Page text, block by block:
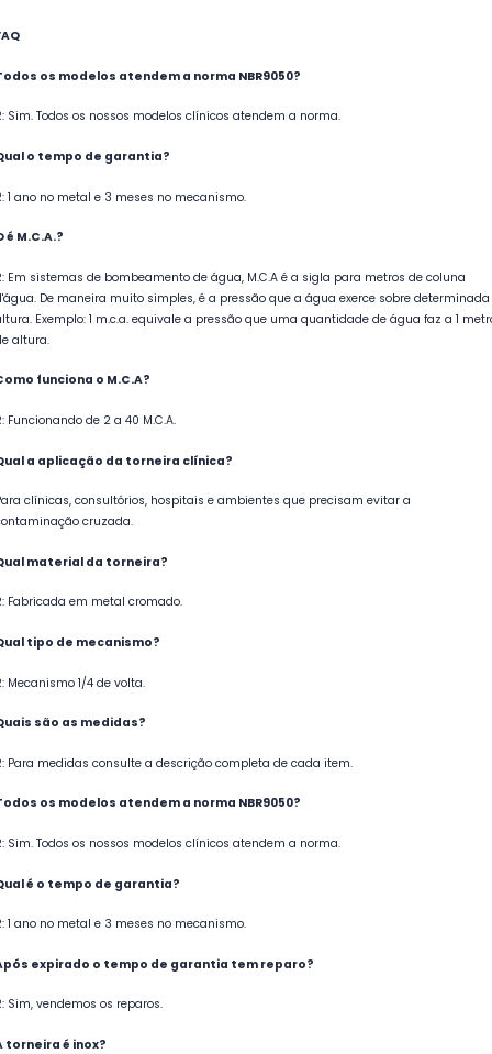
os modelos atendem a norma NBR9050?
Sim. Todos os nossos modelos clínicos atendem a norma.
o tempo de garantia?
1 ano no metal e 3 meses no mecanismo.
é M.C.A.?
Em sistemas de bombeamento de água, M.C.A é a sigla para metros de coluna
De maneira muito simples, é a pressão que a água exerce sobre determinada
Exemplo: 1 m.c.a. equivale a pressão que uma quantidade de água faz a 1
altura.
funciona o M.C.A?
Funcionando de 2 a 40 M.C.A.
a aplicação da torneira clínica?
clínicas, consultórios, hospitais e ambientes que precisam evitar a
cruzada.
material da torneira?
Fabricada em metal cromado.
tipo de mecanismo?
Mecanismo 1/4 de volta.
são as medidas?
Para medidas consulte a descrição completa de cada item.
os modelos atendem a norma NBR9050?
Sim. Todos os nossos modelos clínicos atendem a norma.
é o tempo de garantia?
1 ano no metal e 3 meses no mecanismo.
expirado o tempo de garantia tem reparo?
Sim, vendemos os reparos.
torneira é inox?